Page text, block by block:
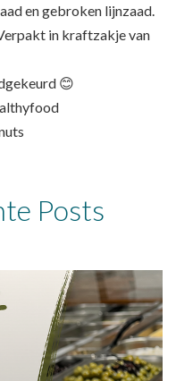
en gebroken lijnzaad.
in kraftzakje van
😊
Posts